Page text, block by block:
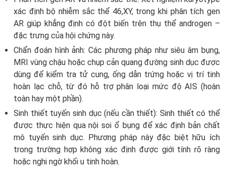
xác định bộ nhiễm sắc thể 46,XY, trong khi phân tích gen
AR giúp khẳng định có đột biến trên thụ thể androgen –
đặc trưng của hội chứng này.
Chẩn đoán hình ảnh:Các phương pháp như siêu âm bụng,
MRI vùng chậu hoặc chụp cản quang đường sinh dục được
dùng để kiểm tra tử cung, ống dẫn trứng hoặc vị trí tinh
hoàn lạc chỗ, từ đó hỗ trợ phân loại mức độ AIS (hoàn
toàn hay một phần).
Sinh thiết tuyến sinh dục (nếu cần thiết): Sinh thiết có thể
được thực hiện qua nội soi ổ bụng để xác định bản chất
mô tuyến sinh dục. Phương pháp này đặc biệt hữu ích
trong trường hợp không xác định được giới tính rõ ràng
hoặc nghi ngờ khối u tinh hoàn.